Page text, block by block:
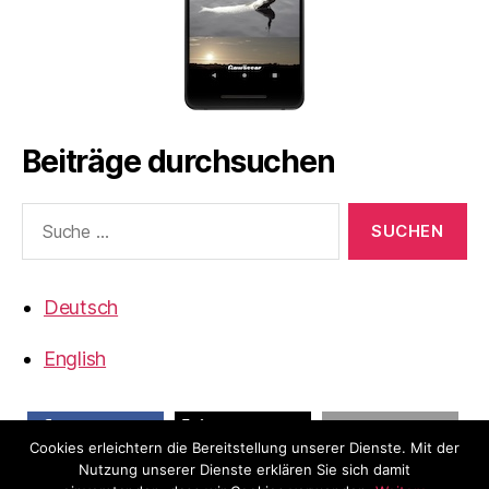
Beiträge durchsuchen
nach:
Deutsch
English
teilen E-Mail
Cookies erleichtern die Bereitstellung unserer Dienste. Mit der
Nutzung unserer Dienste erklären Sie sich damit